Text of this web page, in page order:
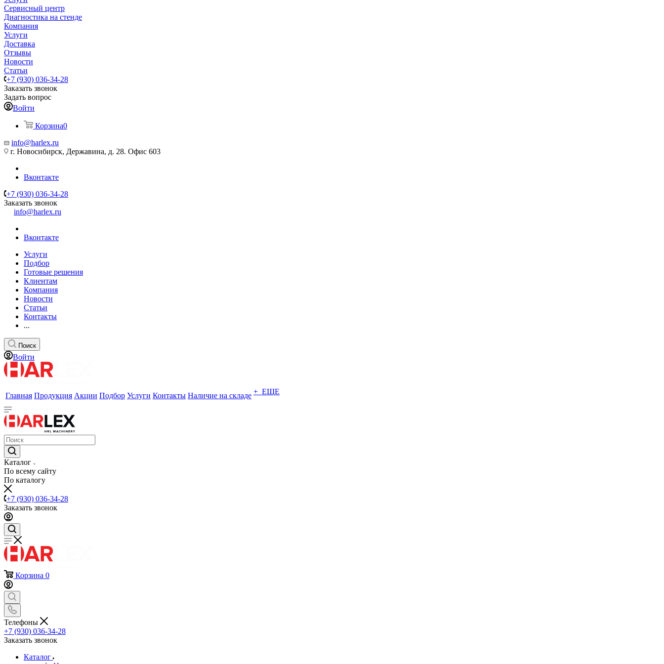
Сервисный центр
Диагностика на стенде
Компания
Услуги
Доставка
Отзывы
Новости
Статьи
+7 (930) 036-34-28
Заказать звонок
Задать вопрос
Войти
Корзина0
info@harlex.ru
г. Новосибирск, Державина, д. 28. Офис 603
Вконтакте
+7 (930) 036-34-28
Заказать звонок
info@harlex.ru
Вконтакте
Услуги
Подбор
Готовые решения
Клиентам
Компания
Новости
Статьи
Контакты
...
Поиск
Войти
Главная Продукция Акции Подбор Услуги Контакты Наличие на складе + ЕЩЕ
Каталог
По всему сайту
По каталогу
+7 (930) 036-34-28
Заказать звонок
Корзина 0
Телефоны
+7 (930) 036-34-28
Заказать звонок
Каталог